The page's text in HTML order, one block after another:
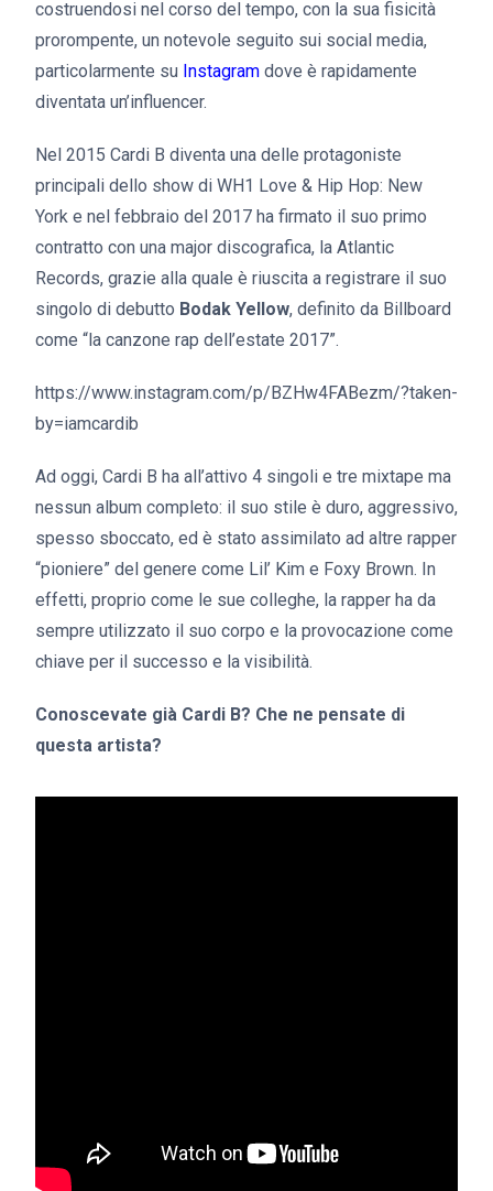
costruendosi nel corso del tempo, con la sua fisicità
prorompente, un notevole seguito sui social media,
particolarmente su Instagram dove è rapidamente
diventata un’influencer.
Nel 2015 Cardi B diventa una delle protagoniste
principali dello show di WH1 Love & Hip Hop: New
York e nel febbraio del 2017 ha firmato il suo primo
contratto con una major discografica, la Atlantic
Records, grazie alla quale è riuscita a registrare il suo
singolo di debutto Bodak Yellow, definito da Billboard
come “la canzone rap dell’estate 2017”.
https://www.instagram.com/p/BZHw4FABezm/?taken-
by=iamcardib
Ad oggi, Cardi B ha all’attivo 4 singoli e tre mixtape ma
nessun album completo: il suo stile è duro, aggressivo,
spesso sboccato, ed è stato assimilato ad altre rapper
“pioniere” del genere come Lil’ Kim e Foxy Brown. In
effetti, proprio come le sue colleghe, la rapper ha da
sempre utilizzato il suo corpo e la provocazione come
chiave per il successo e la visibilità.
Conoscevate già Cardi B? Che ne pensate di
questa artista?